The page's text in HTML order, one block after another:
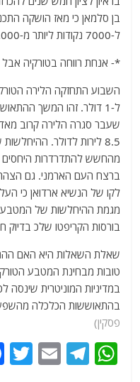
ל-7000 נקודות ליותר מ-10.000 כיום.
*- אנחת רווחה בטורקיה אבל
ל-1 דולר. זהו המשך
שעבר סגרה הלירה קרוב
8.5 לירות לדולר.
מהחשש להתדרדרות היחסים
ברצח העם הארמני. גם
לקו של הנשיא ארדואן כי
מגמת ההיחלשות של
בורסות הקריפטו שלכ בדיוק
שאלת השאלות היא האם
טובות מבחינת המטבע
במדיניות המוניטרית שינסה
בהתאוששות הכלכלה
פסקין)
W
T
E